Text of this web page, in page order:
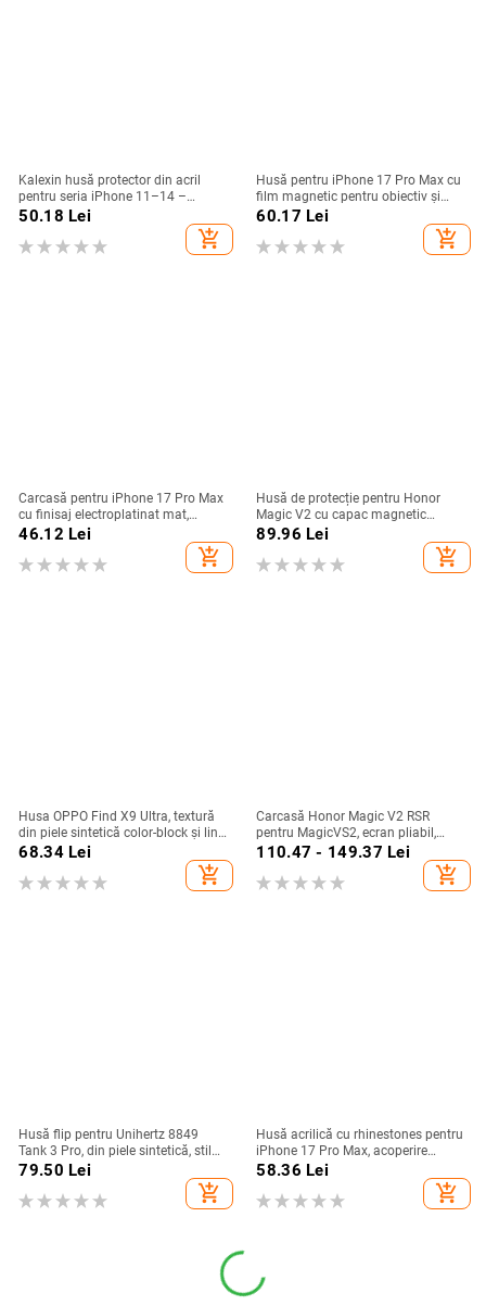
Kalexin husă protector din acril
pentru seria iPhone 11–14 –
rezistentă la uzură și la cădere,
personalizabilă, confecționată prin
turnare din plastic, stiluri
50.18 Lei
add_shopping_cart
Husă pentru iPhone 17 Pro Max cu
film magnetic pentru obiectiv și
protecție completă, verde
60.17 Lei
add_shopping_cart
Carcasă pentru iPhone 17 Pro Max
cu finisaj electroplatinat mat,
magnetică, suport rotativ și
46.12 Lei
add_shopping_cart
Husă de protecție pentru Honor
Magic V2 cu capac magnetic
rabatabil și fereastră inteligentă,
protecție completă împotriva
căderilor
89.96 Lei
add_shopping_cart
Husa OPPO Find X9 Ultra, textură
din piele sintetică color-block și linii
fluorescente, GT8Pro husă de
68.34Lei
add_shopping_cart
Carcasă Honor Magic V2 RSR
pentru MagicVS2, ecran pliabil,
design Porsche, protecție anti-
110.47 - 149.37 Lei
add_shopping_cart
Husă flip pentru Unihertz 8849
Tank 3 Pro, din piele sintetică, stil
retro
79.50 Lei
add_shopping_cart
Husă acrilică cu rhinestones pentru
iPhone 17 Pro Max, acoperire
completă cu diamante și protecție
la margini împotriva căderilor
58.36 Lei
add_shopping_cart